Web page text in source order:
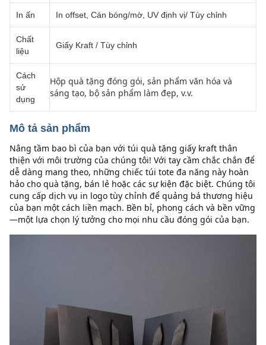
In ấn In offset, Cán bóng/mờ, UV định vị/ Tùy chỉnh
Chất
liệu
Giấy Kraft / Tùy chỉnh
Cách
sử
dụng
Hộp quà tặng đóng gói, sản phẩm văn hóa và
sáng tạo, bộ sản phẩm làm đẹp, v.v.
Mô tả sản phẩm
Nâng tầm bao bì của bạn với túi quà tặng giấy kraft thân
thiện với môi trường của chúng tôi! Với tay cầm chắc chắn để
dễ dàng mang theo, những chiếc túi tote đa năng này hoàn
hảo cho quà tặng, bán lẻ hoặc các sự kiện đặc biệt. Chúng tôi
cung cấp dịch vụ in logo tùy chỉnh để quảng bá thương hiệu
của bạn một cách liền mạch. Bền bỉ, phong cách và bền vững
—một lựa chọn lý tưởng cho mọi nhu cầu đóng gói của bạn.